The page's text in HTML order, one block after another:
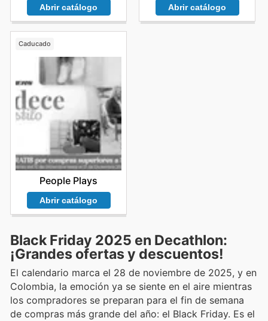
Abrir catálogo Abrir catálogo
Caducado
People Plays
Abrir catálogo
Black Friday 2025 en Decathlon:
¡Grandes ofertas y descuentos!
El calendario marca el 28 de noviembre de 2025, y en
Colombia, la emoción ya se siente en el aire mientras
los compradores se preparan para el fin de semana
de compras más grande del año: el Black Friday. Es el